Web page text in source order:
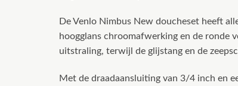
De Venlo Nimbus New doucheset heeft
hoogglans chroomafwerking en de ronde
uitstraling, terwijl de glijstang en de
Met de draadaansluiting van 3/4 inch en